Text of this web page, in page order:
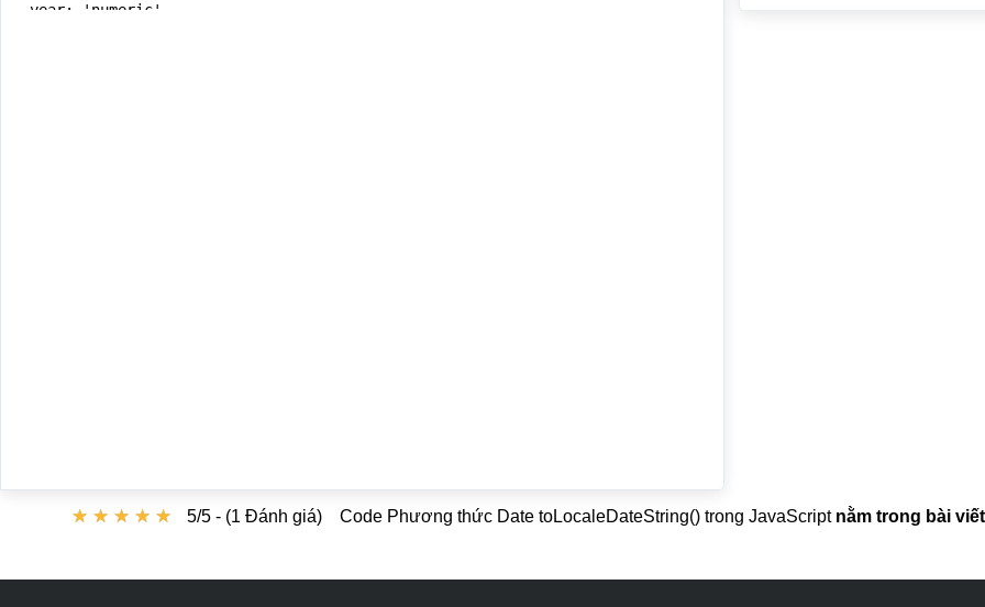
  year: 'numeric',
Code Phương thức Date toLocaleDateString() trong JavaScript nằm trong bài viết
★ ★ ★ ★ ★
★ ★ ★ ★ ★ 5/5 - (1 Đánh giá)